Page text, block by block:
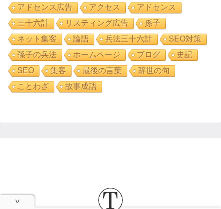
アドセンス広告
アクセス
アドセンス
三十六計
リスティング広告
孫子
ネット集客
論語 兵法三十六計
SEO対策
孫子の兵法
ホームページ ブログ
史記
SEO
集客 最後の言葉
辞世の句
ことわざ
故事成語